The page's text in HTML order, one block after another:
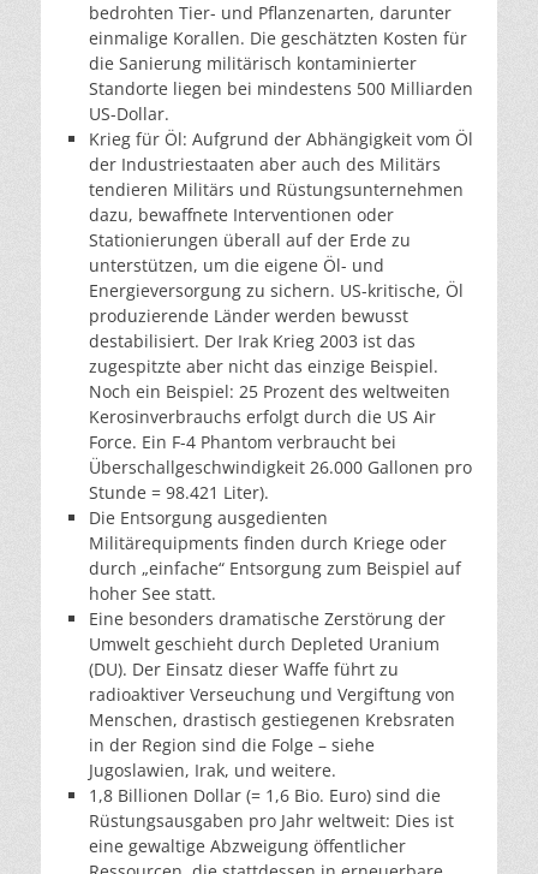
bedrohten Tier- und Pflanzenarten, darunter
einmalige Korallen. Die geschätzten Kosten für
die Sanierung militärisch kontaminierter
Standorte liegen bei mindestens 500 Milliarden
US-Dollar.
Krieg für Öl: Aufgrund der Abhängigkeit vom Öl
der Industriestaaten aber auch des Militärs
tendieren Militärs und Rüstungsunternehmen
dazu, bewaffnete Interventionen oder
Stationierungen überall auf der Erde zu
unterstützen, um die eigene Öl- und
Energieversorgung zu sichern. US-kritische, Öl
produzierende Länder werden bewusst
destabilisiert. Der Irak Krieg 2003 ist das
zugespitzte aber nicht das einzige Beispiel.
Noch ein Beispiel: 25 Prozent des weltweiten
Kerosinverbrauchs erfolgt durch die US Air
Force. Ein F-4 Phantom verbraucht bei
Überschallgeschwindigkeit 26.000 Gallonen pro
Stunde = 98.421 Liter).
Die Entsorgung ausgedienten
Militärequipments finden durch Kriege oder
durch „einfache“ Entsorgung zum Beispiel auf
hoher See statt.
Eine besonders dramatische Zerstörung der
Umwelt geschieht durch Depleted Uranium
(DU). Der Einsatz dieser Waffe führt zu
radioaktiver Verseuchung und Vergiftung von
Menschen, drastisch gestiegenen Krebsraten
in der Region sind die Folge – siehe
Jugoslawien, Irak, und weitere.
1,8 Billionen Dollar (= 1,6 Bio. Euro) sind die
Rüstungsausgaben pro Jahr weltweit: Dies ist
eine gewaltige Abzweigung öffentlicher